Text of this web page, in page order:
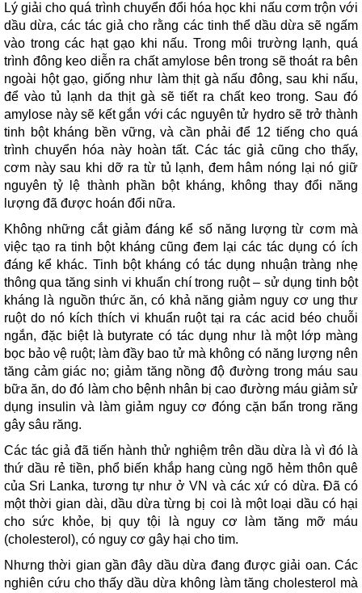
Lý giải cho quá trình chuyển đổi hóa học khi nấu cơm trộn với
dầu dừa, các tác giả cho rằng các tinh thể dầu dừa sẽ ngấm
vào trong các hạt gạo khi nấu. Trong môi trường lạnh, quá
trình đông keo diễn ra chất amylose bên trong sẽ thoát ra bên
ngoài hột gạo, giống như làm thịt gà nấu đông, sau khi nấu,
để vào tủ lạnh da thịt gà sẽ tiết ra chất keo trong. Sau đó
amylose này sẽ kết gắn với các nguyên tử hydro sẽ trở thành
tinh bột kháng bền vững, và cần phải để 12 tiếng cho quá
trình chuyển hóa này hoàn tất. Các tác giả cũng cho thấy,
cơm này sau khi dỡ ra từ tủ lạnh, đem hâm nóng lại nó giữ
nguyên tỷ lệ thành phần bột kháng, không thay đổi năng
lượng đã được hoán đổi nữa.
Không những cắt giảm đáng kể số năng lượng từ cơm mà
việc tạo ra tinh bột kháng cũng đem lại các tác dụng có ích
đáng kể khác. Tinh bột kháng có tác dụng nhuận tràng nhẹ
thông qua tăng sinh vi khuẩn chí trong ruột – sử dụng tinh bột
kháng là nguồn thức ăn, có khả năng giảm nguy cơ ung thư
ruột do nó kích thích vi khuẩn ruột tại ra các acid béo chuỗi
ngắn, đặc biệt là butyrate có tác dụng như là một lớp màng
bọc bảo vệ ruột; làm đầy bao tử mà không có năng lượng nên
tăng cảm giác no; giảm tăng nồng độ đường trong máu sau
bữa ăn, do đó làm cho bệnh nhân bị cao đường máu giảm sử
dụng insulin và làm giảm nguy cơ đóng cặn bẩn trong răng
gây sâu răng.
Các tác giả đã tiến hành thử nghiệm trên dầu dừa là vì đó là
thứ dầu rẻ tiền, phổ biến khắp hang cùng ngõ hẻm thôn quê
của Sri Lanka, tương tự như ở VN và các xứ có dừa. Đã có
một thời gian dài, dầu dừa từng bị coi là một loại dầu có hại
cho sức khỏe, bị quy tội là nguy cơ làm tăng mỡ máu
(cholesterol), có nguy cơ gây hại cho tim.
Nhưng thời gian gần đây dầu dừa đang được giải oan. Các
nghiên cứu cho thấy dầu dừa không làm tăng cholesterol mà